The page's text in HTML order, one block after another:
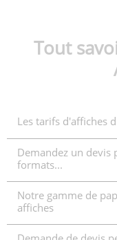
Tout
Les tarifs d'affiches
Demandez un devis
formats...
Notre gamme de
affiches